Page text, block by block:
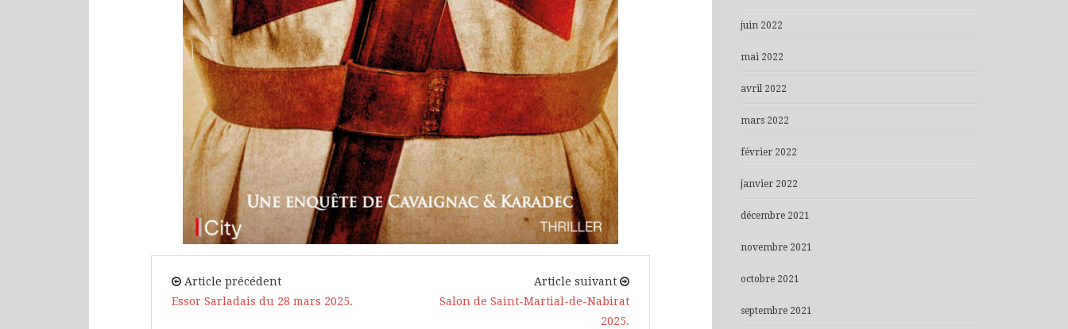
Article précédent
Essor Sarladais du 28 mars 2025.
Article suivant
Salon de Saint-Martial-de-Nabirat
2025.
juin 2022
mai 2022
avril 2022
mars 2022
février 2022
janvier 2022
décembre 2021
novembre 2021
octobre 2021
septembre 2021